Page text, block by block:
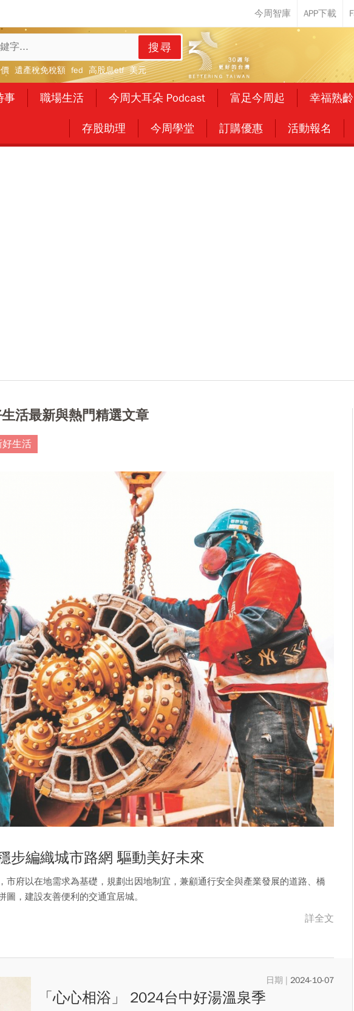
搜尋
遺產稅免稅額 fed 高股息etf 美元
事 職場生活 今周大耳朵 Podcast 富足今周起 幸福熟齡
存股助理 今周學堂 訂購優惠 活動報名
活最新與熱門精選文章
好生活
步編織城市路網 驅動美好未來
市府以在地需求為基礎，規劃出因地制宜，兼顧通行安全與產業發展的道路、橋
，建設友善便利的交通宜居城。
詳全文
2024-10-07
「心心相浴」 2024台中好湯溫泉季